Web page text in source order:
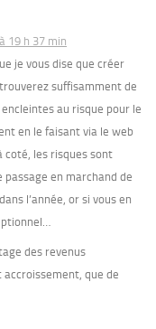
19 h 37 min
je vous dise que créer
suffisamment de
au risque pour le
en le faisant via le web
coté, les risques sont
en marchand de
l’année, or si vous en
des revenus
que de